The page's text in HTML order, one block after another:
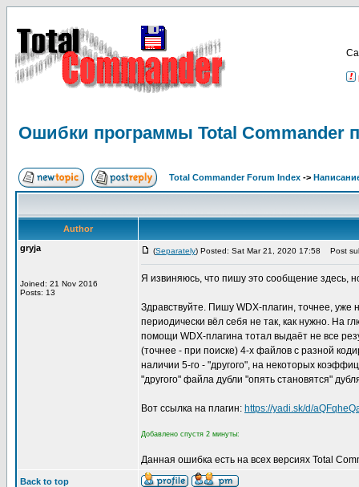
Ошибки программы Total Commander
Total Commander Forum Index ->
Author
gryja
Joined: 21 Nov 2016
Posts: 13
(Separately) Posted: Sat Mar 21, 2020 17:58 Post
Я извиняюсь, что пишу это сообщение здесь,
Здравствуйте. Пишу WDX-плагин, точнее, уже
периодически вёл себя не так, как нужно. На
помощи WDX-плагина тотал выдаёт не все
(точнее - при поиске) 4-х файлов с разной
наличии 5-го - "другого", на некоторых
"другого" файла дубли "опять становятся"
Вот ссылка на плагин: https://yadi.sk/d/
Добавлено спустя 2 минуты:
Данная ошибка есть на всех версиях Total
Back to top